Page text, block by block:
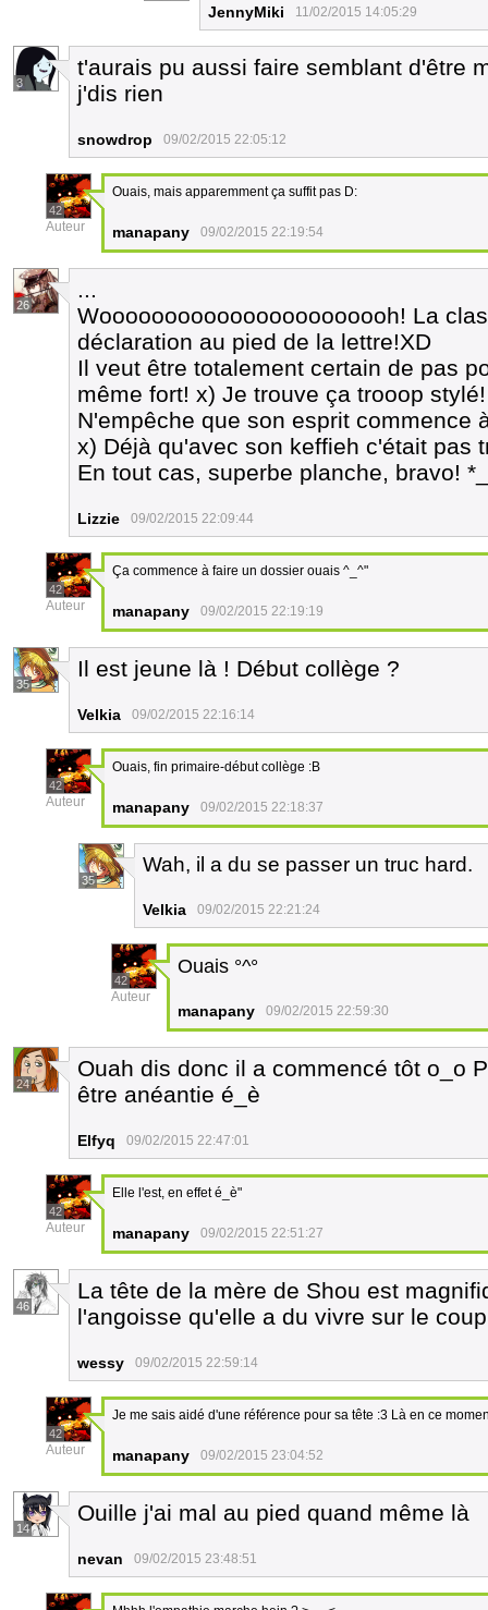
JennyMiki 11/02/2015 14:05:29
3
t'aurais pu aussi faire semblant d'être
j'dis rien
snowdrop 09/02/2015 22:05:12
42
Auteur
Ouais, mais apparemment ça suffit pas D:
manapany 09/02/2015 22:19:54
26
...
Wooooooooooooooooooooooh! La
déclaration au pied de la lettre!XD
Il veut être totalement certain de pas
même fort! x) Je trouve ça trooop
N'empêche que son esprit commence
x) Déjà qu'avec son keffieh c'était pas
En tout cas, superbe planche, bravo!
Lizzie 09/02/2015 22:09:44
42
Auteur
Ça commence à faire un dossier ouais ^_^"
manapany 09/02/2015 22:19:19
35
Il est jeune là ! Début collège ?
Velkia 09/02/2015 22:16:14
42
Auteur
Ouais, fin primaire-début collège :B
manapany 09/02/2015 22:18:37
35
Wah, il a du se passer un truc hard.
Velkia 09/02/2015 22:21:24
42
Auteur
Ouais °^°
manapany 09/02/2015 22:59:30
24
Ouah dis donc il a commencé tôt o_o
être anéantie é_è
Elfyq 09/02/2015 22:47:01
42
Auteur
Elle l'est, en effet é_è"
manapany 09/02/2015 22:51:27
46
La tête de la mère de Shou est
l'angoisse qu'elle a du vivre sur le
wessy 09/02/2015 22:59:14
42
Auteur
Je me sais aidé d'une référence pour sa tête :3 Là en ce
manapany 09/02/2015 23:04:52
14
Ouille j'ai mal au pied quand même là
nevan 09/02/2015 23:48:51